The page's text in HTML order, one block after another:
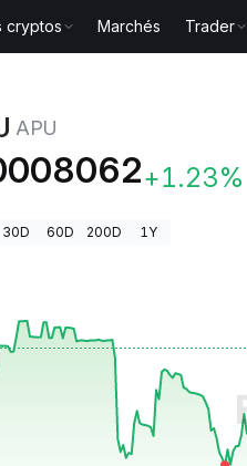
cryptos Marchés Trader
APU
+1.23%
30D 60D 200D 1Y